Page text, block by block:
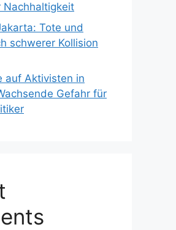
Nachhaltigkeit
Tote und
schwerer Kollision
auf Aktivisten in
Gefahr für